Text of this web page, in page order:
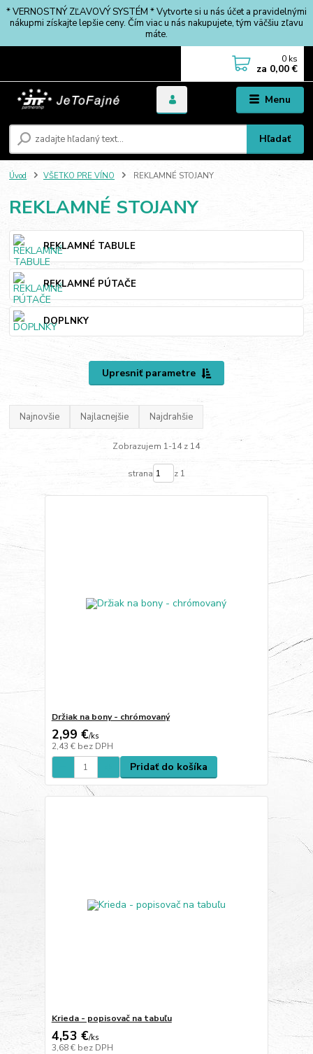
* VERNOSTNÝ ZĽAVOVÝ SYSTÉM * Vytvorte si u nás účet a pravidelnými
nákupmi získajte lepšie ceny. Čím viac u nás nakupujete, tým väčšiu zľavu
máte.
Menu
Hľadať
0 ks
za 0,00 €
Úvod VŠETKO PRE VÍNO REKLAMNÉ STOJANY
REKLAMNÉ STOJANY
REKLAMNÉ TABULE
REKLAMNÉ PÚTAČE
DOPLNKY
Upresniť parametre
Najnovšie Najlacnejšie Najdrahšie
Zobrazujem 1-14 z 14
strana z 1
Držiak na bony - chrómovaný
2,99 €/ks
2,43 € bez DPH
Pridať do košíka
Krieda - popisovač na tabuľu
4,53 €/ks
3,68 € bez DPH